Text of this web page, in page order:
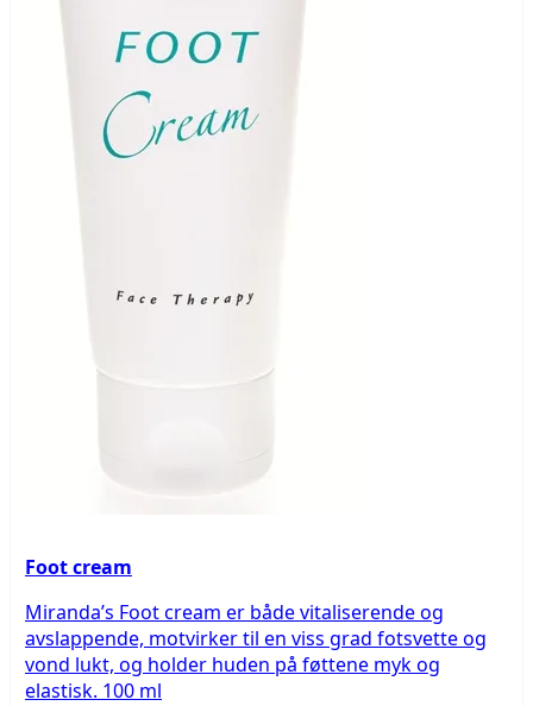
Foot cream
Miranda’s Foot cream er både vitaliserende og
avslappende, motvirker til en viss grad fotsvette og
vond lukt, og holder huden på føttene myk og
elastisk. 100 ml